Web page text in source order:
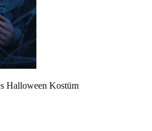
Halloween Kostüm